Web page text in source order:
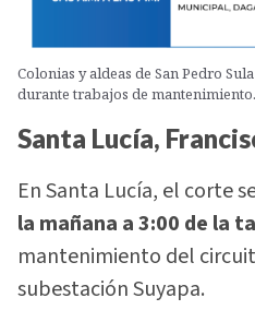
Colonias y aldeas de San Pedro
durante trabajos de
Santa Lucía,
En Santa Lucía, el corte
la mañana a 3:00 de la
mantenimiento del
subestación Suyapa.